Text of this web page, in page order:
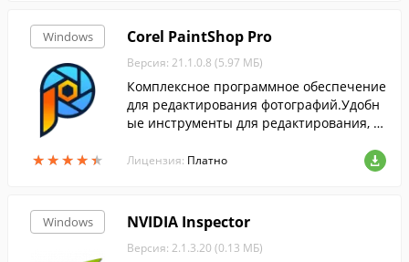
Windows
★★★★★
★★★★★
Corel PaintShop Pro
Версия: 21.1.0.8 (5.97 МБ)
Комплексное программное обеспечение
для редактирования фотографий.Удобн
ые инструменты для редактирования, у
рясающие эффекты профессионального
Лицензия: Платно
Windows NVIDIA Inspector
Версия: 2.1.3.20 (0.13 МБ)